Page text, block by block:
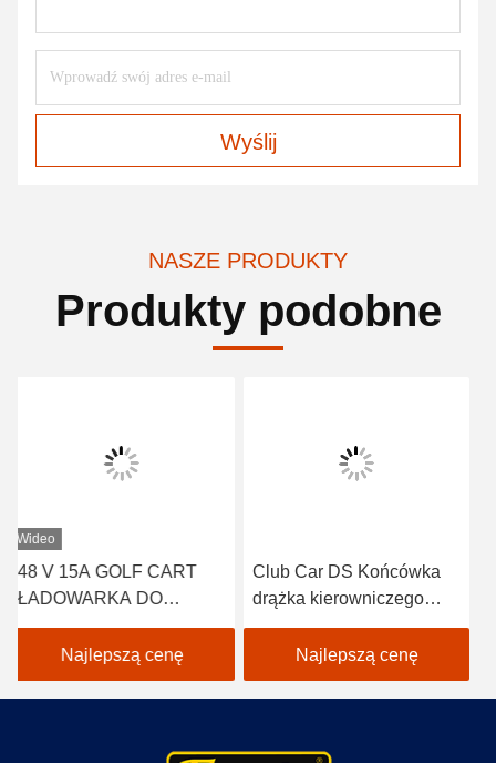
Wyślij
NASZE PRODUKTY
Produkty podobne
Club Car DS Końcówka
drążka kierowniczego
2004-UP Gwint prawy 2
szt. 102022601 /
102288301
Najlepszą cenę
Zestaw naprawczy bolca
przedniego wózka
golfowego do samochodu
klubowego DS 1981-Up
OEM 1016386
Najlepszą cenę